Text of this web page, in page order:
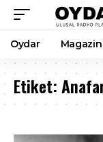
Oydar
Etiket: